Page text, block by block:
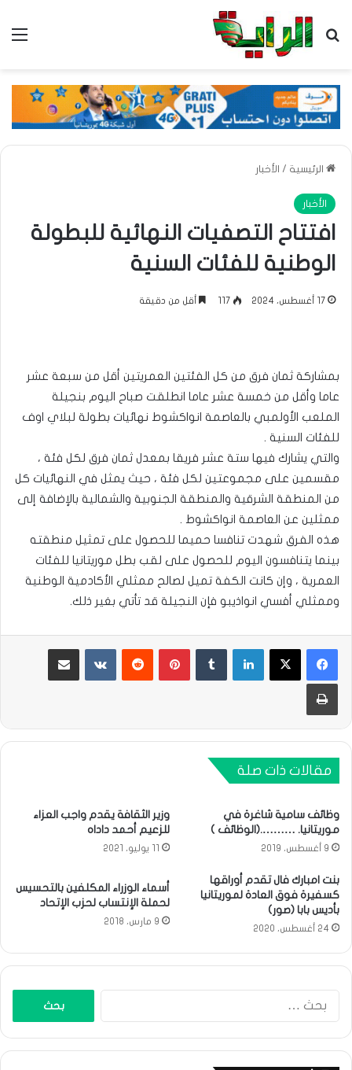
بحث عن
الرئيسية / الأخبار
الأخبار
افتتاح التصفيات النهائية للبطولة
الوطنية للفئات السنية
17 أغسطس، 2024 117 أقل من دقيقة
بمشاركة ثمان فرق من كل الفئتين العمريتين أقل من سبعة عشر
عاما وأقل من خمسة عشر عاما انطلقت صباح اليوم بنجيلة
الملعب الأولمبي بالعاصمة انواكشوط نهائيات بطولة لبلاي اوف
للفئات السنية .
والتي يشارك فيها ستة عشر فريقا بمعدل ثمان فرق لكل فئة ،
مقسمين على مجموعتين لكل فئة ، حيث يمثل في النهائيات كل
من المنطقة الشرقية والمنطقة الجنوبية والشمالية بالإضافة إلى
ممثلين عن العاصمة انواكشوط .
هذه الفرق شهدت تنافسا حميما للحصول على تمثيل منطقته
بينما يتنافسون اليوم للحصول على لقب بطل موريتانيا للفئات
العمرية ، وإن كانت الكفة تميل لصالح ممثلي الأكادمية الوطنية
وممثلي أفسي انواذيبو فإن النجيلة قد تأتي بغير ذلك.
لينكدإن بينتيريست مشاركة عبر البريد
طباعة
مقالات ذات صلة
وظائف سامية شاغرة في
موريتانيا. ……….(الوظائف )
9 أغسطس، 2019
وزير الثقافة يقدم واجب العزاء
للزعيم أحمد داداه
11 يوليو، 2021
بنت امبارك فال تقدم أوراقها
كسفيرة فوق العادة لموريتانيا
بأديس بابا (صور)
24 أغسطس، 2020
أسماء الوزراء المكلفين بالتحسيس
لحملة الإنتساب لحزب الإتحاد
9 مارس، 2018